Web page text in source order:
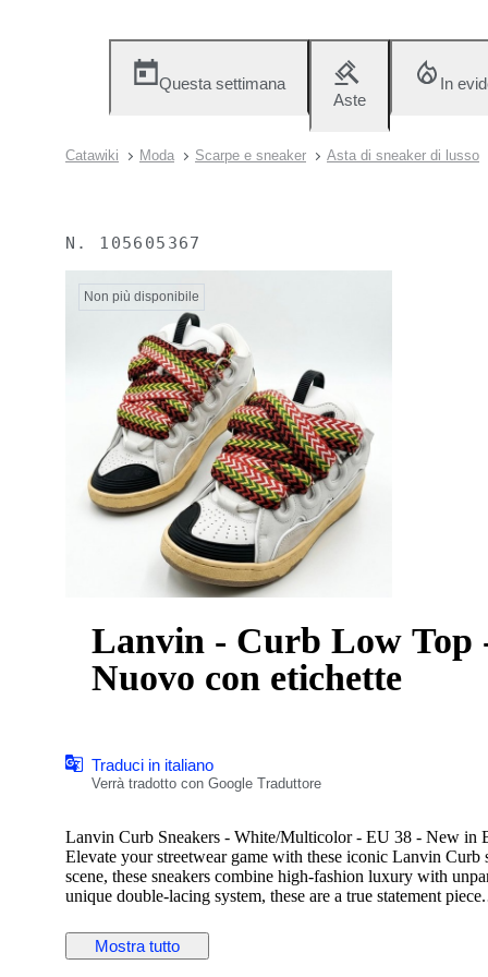
Questa settimana
Aste
In
Catawiki Moda Scarpe e sneaker Asta di sneaker di lusso
N. 105605367
Non più disponibile
Lanvin - Curb Low Top
Nuovo con etichette
Traduci in italiano
Verrà tradotto con Google Traduttore
Lanvin Curb Sneakers - White/Multicolor - EU 38 - New in
​Elevate your streetwear game with these iconic Lanvin
scene, these sneakers combine high-fashion luxury with
unique double-lacing system, these are a true statement piece.
​Brand: Lanvin Paris
​Model: Curb Low Top (Ref: FW-SKDLON-NYLO-P20)
Mostra tutto